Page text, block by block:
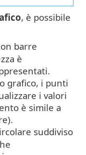
, è possibile
barre
è
grafico, i punti
i valori
è simile a
suddiviso